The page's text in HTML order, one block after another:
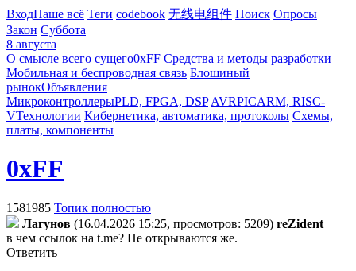
ВходНаше всё Теги codebook 无线电组件 Поиск Опросы
Закон Суббота
8 августа
О смысле всего сущего0xFF Средства и методы разработки
Мобильная и беспроводная связь Блошиный
рынокОбъявления
МикроконтроллерыPLD, FPGA, DSP AVRPICARM, RISC-
VТехнологии Кибернетика, автоматика, протоколы Схемы,
платы, компоненты
0xFF
1581985 Топик полностью
Лaгyнoв (16.04.2026 15:25, просмотров: 5209) reZident
в чем ссылок на t.me? Не открываются же.
Ответить